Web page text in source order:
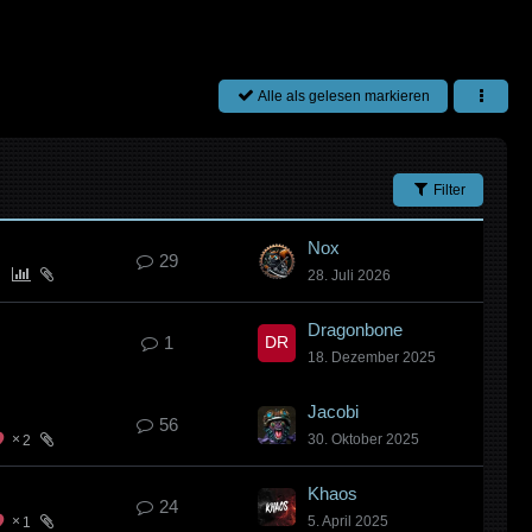
Alle als gelesen markieren
Filter
29
Nox
28. Juli 2026
1
Dragonbone
18. Dezember 2025
2
56
Jacobi
30. Oktober 2025
1
24
Khaos
5. April 2025